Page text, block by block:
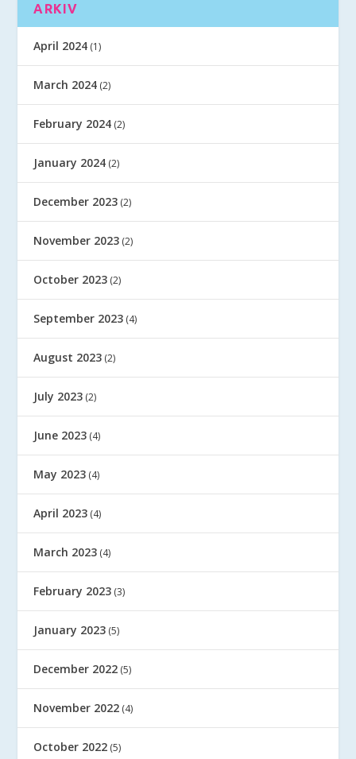
ARKIV
April 2024 (1)
March 2024 (2)
February 2024 (2)
January 2024 (2)
December 2023 (2)
November 2023 (2)
October 2023 (2)
September 2023 (4)
August 2023 (2)
July 2023 (2)
June 2023 (4)
May 2023 (4)
April 2023 (4)
March 2023 (4)
February 2023 (3)
January 2023 (5)
December 2022 (5)
November 2022 (4)
October 2022 (5)